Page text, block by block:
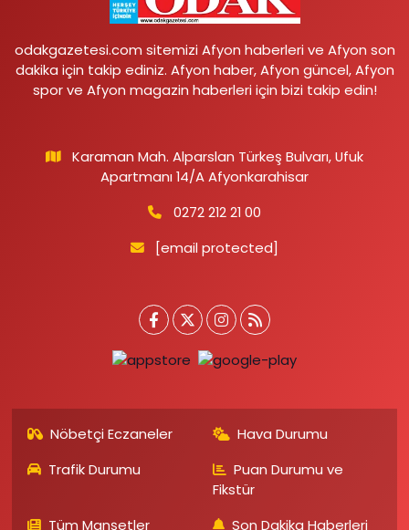
odakgazetesi.com sitemizi Afyon haberleri ve Afyon son
dakika için takip ediniz. Afyon haber, Afyon güncel, Afyon
spor ve Afyon magazin haberleri için bizi takip edin!
Karaman Mah. Alparslan Türkeş Bulvarı, Ufuk
Apartmanı 14/A Afyonkarahisar
0272 212 21 00
[email protected]
Nöbetçi Eczaneler
Hava Durumu
Trafik Durumu
Puan Durumu ve
Fikstür
Tüm Manşetler
Son Dakika Haberleri